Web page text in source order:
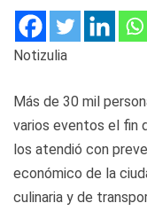
Notizulia
Más de 30 mil
varios eventos el fin
los atendió con
económico de la
culinaria y de